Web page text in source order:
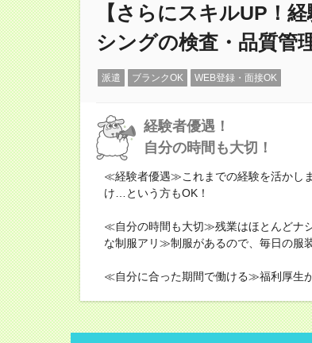
【さらにスキルUP！
シングの検査・品質管
派遣 ブランクOK WEB登録・面接OK
経験者優遇！
自分の時間も大切！
≪経験者優遇≫これまでの経験を活かし
け…という方もOK！
≪自分の時間も大切≫残業はほとんどナ
な制服アリ≫制服があるので、毎日の服
≪自分に合った期間で働ける≫福利厚生